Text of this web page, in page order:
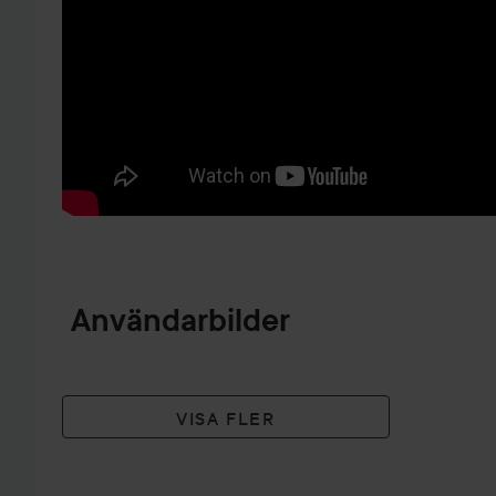
Användarbilder
VISA FLER